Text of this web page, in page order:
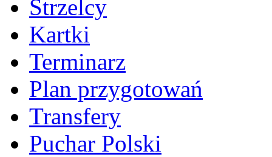
Strzelcy
Kartki
Terminarz
Plan przygotowań
Transfery
Puchar Polski